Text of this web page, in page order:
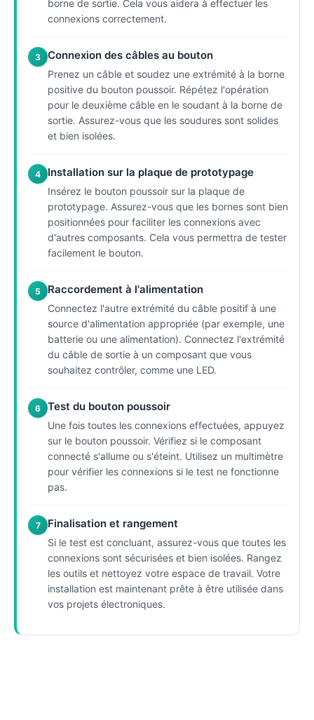
borne de sortie. Cela vous aidera à effectuer les
connexions correctement.
3 Connexion des câbles au bouton
Prenez un câble et soudez une extrémité à la borne
positive du bouton poussoir. Répétez l'opération
pour le deuxième câble en le soudant à la borne de
sortie. Assurez-vous que les soudures sont solides
et bien isolées.
4 Installation sur la plaque de prototypage
Insérez le bouton poussoir sur la plaque de
prototypage. Assurez-vous que les bornes sont bien
positionnées pour faciliter les connexions avec
d'autres composants. Cela vous permettra de tester
facilement le bouton.
5 Raccordement à l'alimentation
Connectez l'autre extrémité du câble positif à une
source d'alimentation appropriée (par exemple, une
batterie ou une alimentation). Connectez l'extrémité
du câble de sortie à un composant que vous
souhaitez contrôler, comme une LED.
6 Test du bouton poussoir
Une fois toutes les connexions effectuées, appuyez
sur le bouton poussoir. Vérifiez si le composant
connecté s'allume ou s'éteint. Utilisez un multimètre
pour vérifier les connexions si le test ne fonctionne
pas.
7 Finalisation et rangement
Si le test est concluant, assurez-vous que toutes les
connexions sont sécurisées et bien isolées. Rangez
les outils et nettoyez votre espace de travail. Votre
installation est maintenant prête à être utilisée dans
vos projets électroniques.